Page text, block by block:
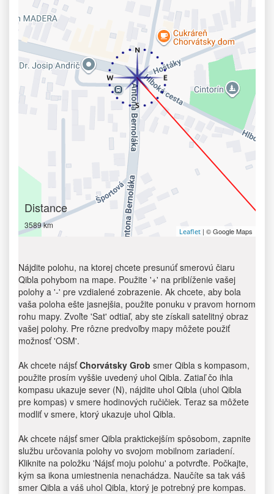
Distance
3589 km
Leaflet | © Google Maps
Nájdite polohu, na ktorej chcete presunúť smerovú čiaru
Qibla pohybom na mape. Použite '+' na priblíženie vašej
polohy a '-' pre vzdialené zobrazenie. Ak chcete, aby bola
vaša poloha ešte jasnejšia, použite ponuku v pravom hornom
rohu mapy. Zvoľte 'Sat' odtiaľ, aby ste získali satelitný obraz
vašej polohy. Pre rôzne predvoľby mapy môžete použiť
možnosť 'OSM'.
Ak chcete nájsťChorvátsky Grob smer Qibla s kompasom,
použite prosím vyššie uvedený uhol Qibla. Zatiaľ čo ihla
kompasu ukazuje sever (N), nájdite uhol Qibla (uhol Qibla
pre kompas) v smere hodinových ručičiek. Teraz sa môžete
modliť v smere, ktorý ukazuje uhol Qibla.
Ak chcete nájsť smer Qibla praktickejším spôsobom, zapnite
službu určovania polohy vo svojom mobilnom zariadení.
Kliknite na položku 'Nájsť moju polohu' a potvrďte. Počkajte,
kým sa ikona umiestnenia nenachádza. Naučíte sa tak váš
smer Qibla a váš uhol Qibla, ktorý je potrebný pre kompas.